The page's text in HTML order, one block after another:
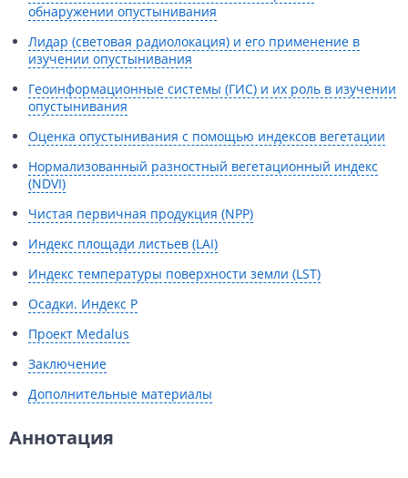
обнаружении опустынивания
Лидар (световая радиолокация) и его применение в
изучении опустынивания
Геоинформационные системы (ГИС) и их роль в изучении
опустынивания
Оценка опустынивания с помощью индексов вегетации
Нормализованный разностный вегетационный индекс
(NDVI)
Чистая первичная продукция (NPP)
Индекс площади листьев (LAI)
Индекс температуры поверхности земли (LST)
Осадки. Индекс P
Проект Medalus
Заключение
Дополнительные материалы
Аннотация
Данные с российских спутников
Топографические, тематические и специальные карты
Водное хозяйство
Картография
Банковское дело и Страхование
Оборона и Геопространственная разведка
Водное хозяйство
Картография
Судебная экспертиза